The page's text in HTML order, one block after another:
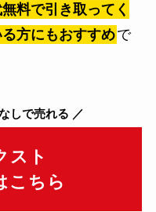
料で引き取ってく
方にもおすすめで
しで売れる ／
スト
こちら